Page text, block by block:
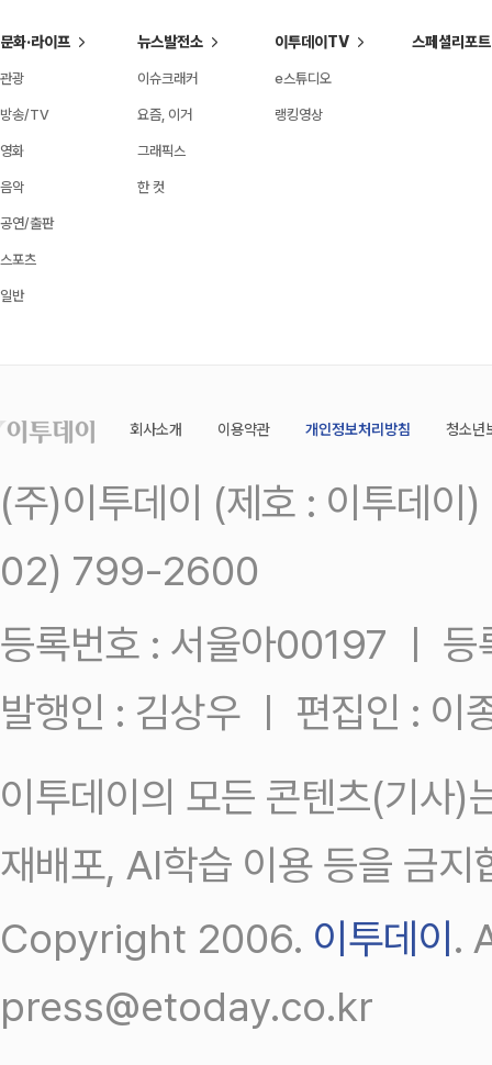
문화·라이프
관광
방송/TV
영화
음악
공연/출판
스포츠
일반
뉴스발전소
이슈크래커
요즘, 이거
그래픽스
한 컷
이투데이TV
e스튜디오
랭킹영상
스페셜리포트
회사소개 이용약관 개인정보처리방침 청소년
(주)이투데이 (제호 : 이투데
02) 799-2600
등록번호 : 서울아00197 ㅣ
발행인 : 김상우 ㅣ 편집인 : 이
이투데이의 모든 콘텐츠(기사)
재배포, AI학습 이용 등을 금지
Copyright 2006. 이투데이 .
press@etoday.co.kr